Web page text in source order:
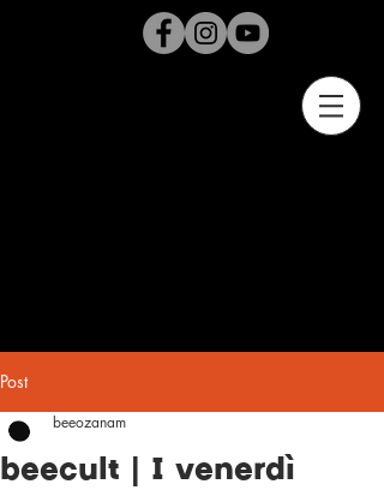
Post
beecult | I venerdì
beeozanam